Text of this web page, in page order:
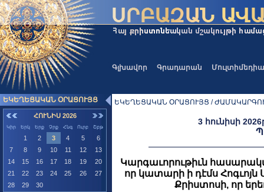
Գլխավոր Գրադարան Մուլտիմեդիա
ԵԿԵՂԵՑԱԿԱՆ ՕՐԱՑՈՒՅՑ
ՀՈՒՆԻՍ 2026
Կիր Երկ Երք Չրք Հնգ Ուրբ Շբթ
1 2 3 4 5
6
7
8 9 10 11 12
13
14
15 16 17 18 19
20
21
22 23 24 25 26
27
28
29 30
ԵԿԵՂԵՑԱԿԱՆ ՕՐԱՑՈՒՅՑ /
3 հունիսի
Կարգաւորութիւն
որ կատարի ի դէմս Հոգւոյն
Քրիստոսի, որ